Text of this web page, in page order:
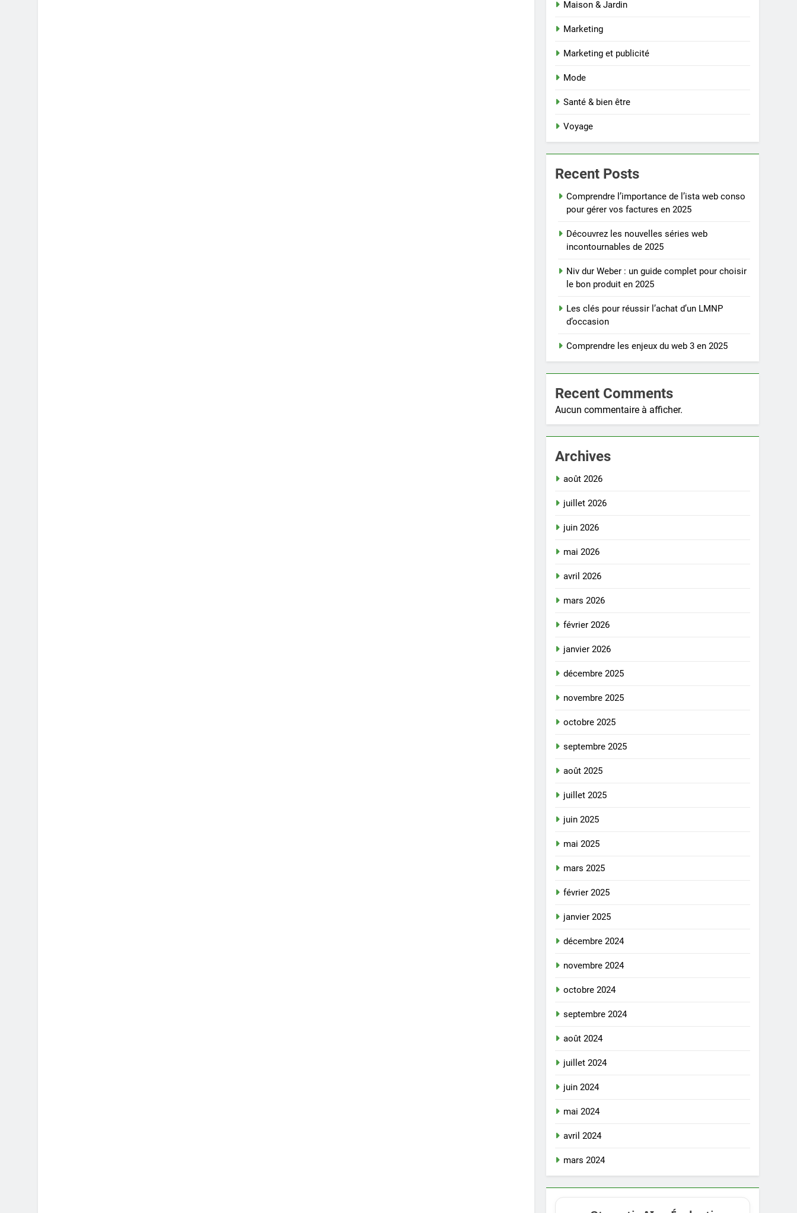
Maison & Jardin
Marketing
Marketing et publicité
Mode
Santé & bien être
Voyage
Recent Posts
Comprendre l’importance de l’ista web conso
pour gérer vos factures en 2025
Découvrez les nouvelles séries web
incontournables de 2025
Niv dur Weber : un guide complet pour choisir
le bon produit en 2025
Les clés pour réussir l’achat d’un LMNP
d’occasion
Comprendre les enjeux du web 3 en 2025
Recent Comments
Aucun commentaire à afficher.
Archives
août 2026
juillet 2026
juin 2026
mai 2026
avril 2026
mars 2026
février 2026
janvier 2026
décembre 2025
novembre 2025
octobre 2025
septembre 2025
août 2025
juillet 2025
juin 2025
mai 2025
mars 2025
février 2025
janvier 2025
décembre 2024
novembre 2024
octobre 2024
septembre 2024
août 2024
juillet 2024
juin 2024
mai 2024
avril 2024
mars 2024